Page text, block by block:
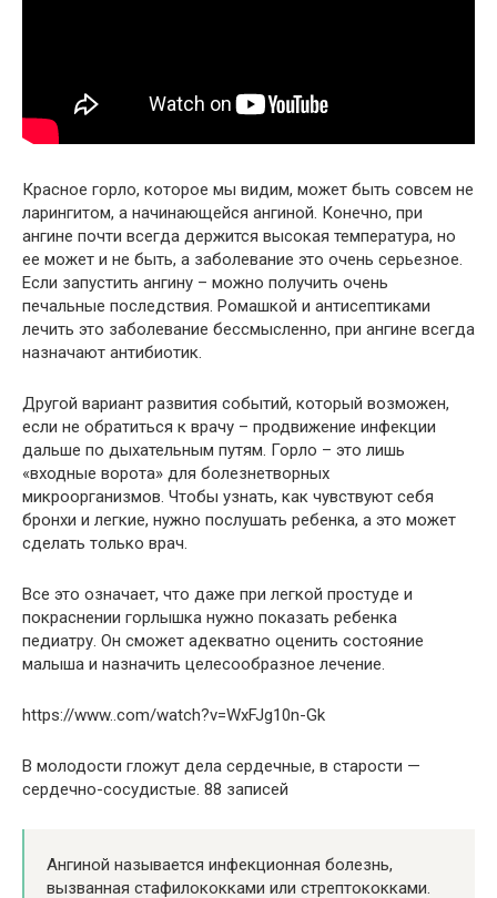
Красное горло, которое мы видим, может быть совсем не
ларингитом, а начинающейся ангиной. Конечно, при
ангине почти всегда держится высокая температура, но
ее может и не быть, а заболевание это очень серьезное.
Если запустить ангину – можно получить очень
печальные последствия. Ромашкой и антисептиками
лечить это заболевание бессмысленно, при ангине всегда
назначают антибиотик.
Другой вариант развития событий, который возможен,
если не обратиться к врачу – продвижение инфекции
дальше по дыхательным путям. Горло – это лишь
«входные ворота» для болезнетворных
микроорганизмов. Чтобы узнать, как чувствуют себя
бронхи и легкие, нужно послушать ребенка, а это может
сделать только врач.
Все это означает, что даже при легкой простуде и
покраснении горлышка нужно показать ребенка
педиатру. Он сможет адекватно оценить состояние
малыша и назначить целесообразное лечение.
https://www..com/watch?v=WxFJg10n-Gk
В молодости гложут дела сердечные, в старости —
сердечно-сосудистые. 88 записей
Ангиной называется инфекционная болезнь,
вызванная стафилококками или стрептококками.